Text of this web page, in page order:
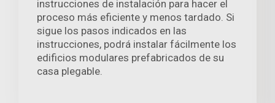
instrucciones de instalación para hacer el
proceso más eficiente y menos tardado. Si
sigue los pasos indicados en las
instrucciones, podrá instalar fácilmente los
edificios modulares prefabricados de su
casa plegable.